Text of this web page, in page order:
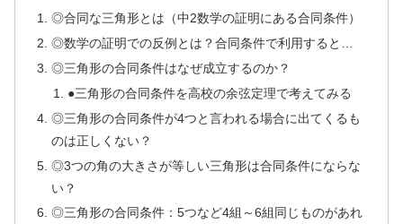
◎合同な三角形とは（中2数学の証明にある合同条件）
◎数学の証明での反例とは？合同条件で利用すると…
◎三角形の合同条件はなぜ成立するのか？
●三角形の合同条件を高校の余弦定理で考えてみる
◎三角形の合同条件が4つと言われる場合に出てくるも
のは正しくない？
◎3つの角の大きさが等しい三角形は合同条件にならな
い？
◎三角形の合同条件：5つなど4組～6組同じものがあれ